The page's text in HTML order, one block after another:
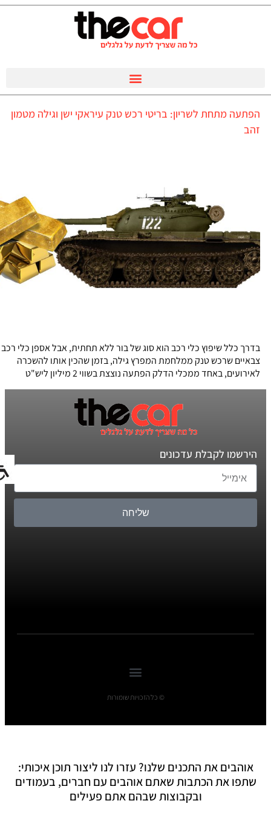
הפתעה מתחת לשריון: בריטי רכש טנק עיראקי ישן וגילה מטמון
זהב
בדרך כלל שיפוץ כלי רכב הוא סוג של בור ללא תחתית, אבל אספן כלי רכב
צבאיים שרכש טנק ממלחמת המפרץ גילה, בזמן שהכין אותו להשכרה
לאירועים, באחד ממכלי הדלק הפתעה נוצצת בשווי 2 מיליון ליש"ט
הירשמו לקבלת עדכונים
שליחה
© כל הזכויות שומורות
אוהבים את התכנים שלנו? עזרו לנו ליצור תוכן איכותי:
שתפו את הכתבות שאתם אוהבים עם חברים, בעמודים
ובקבוצות שבהם אתם פעילים